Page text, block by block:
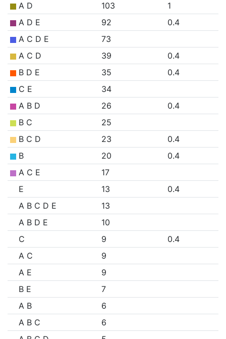
A D
103
1
A D E
92
0.4
A C D E
73
A C D
39
0.4
B D E
35
0.4
C E
34
A B D
26
0.4
B C
25
B C D
23
0.4
B
20
0.4
A C E
17
E
13
0.4
A B C D E
13
A B D E
10
C
9
0.4
A C
9
A E
9
B E
7
A B
6
A B C
6